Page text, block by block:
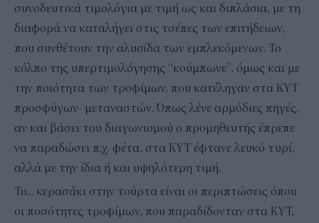
συνοδευτικά τιμολόγια με τιμή ως και διπλάσια, με τη
διαφορά να καταλήγει στις τσέπες των επιτήδειων,
που συνθέτουν την αλυσίδα των εμπλεκόμενων. Το
κόλπο της υπερτιμολόγησης “κούμπωνε”, όμως και με
την ποιότητα των τροφίμων, που κατέληγαν στα ΚΥΤ
προσφύγων- μεταναστών. Όπως λένε αρμόδιες πηγές,
αν και βάσει του διαγωνισμού ο προμηθευτής έπρεπε
να παραδώσει π.χ. φέτα, στα ΚΥΤ έφτανε λευκό τυρί,
αλλά με την ίδια ή και υψηλότερη τιμή.
Το... κερασάκι στην τούρτα είναι οι περιπτώσεις όπου
οι ποσότητες τροφίμων, που παραδίδονταν στα ΚΥΤ,